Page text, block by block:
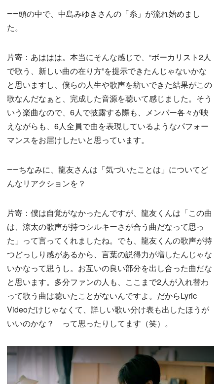
――頭の中で、中島みゆきさんの「糸」が流れ始めまし
た。
片寄：あははは。本当にそんな感じで、“ボーカリスト2人
で歌う、新しい曲の在り方”を提示できたんじゃないかな
と思いますし、僕らの人生や歌声を紡いできた結果がこの
歌なんだなぁと、完成した音源を聴いて感じました。そう
いう楽曲なので、6人で披露する際も、メンバー各々が映
えながらも、6人全員で曲を表現しているようなパフォー
マンスをお届けしたいと思っています。
――ちなみに、龍友さんは「気づいたことは」についてど
んなリアクションを？
片寄：僕は自覚がなかったんですが、龍友くんは「この曲
は、涼太の歌声が持つシルキーさが合う曲だなって思っ
た」って言ってくれましたね。でも、龍友くんの歌声が持
つどっしり感があるから、言葉の説得力が増したんじゃな
いかなって思うし。お互いの良い部分を出し合った曲だな
と思います。多分ファンの人も、ここまで2人が入れ替わ
って歌う曲は聴いたことがないんですよ。だからLyric
Videoだけじゃなくて、詳しい歌い分け表も出したほうが
いいのかな？ って思ったりしてます（笑）。